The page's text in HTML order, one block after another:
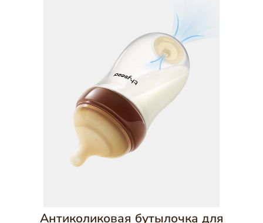
Антиколиковая бутылочка для